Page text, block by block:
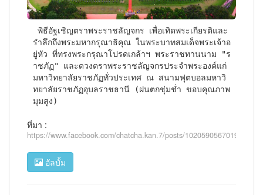
รำลึกถึงพระมหากรุณาธิคุณ ในพระบาทสมเด็จพระเจ้าอ
ยู่หัว ที่ทรงพระกรุณาโปรดเกล้าฯ พระราชทานนาม "ร
าชภัฏ" และดวงตราพระราชลัญจกรประจำพระองค์แก่
มหาวิทยาลัยราชภัฏทั่วประเทศ ณ สนามฟุตบอลมหาวิ
ทยาลัยราชภัฏอุบลราชธานี (ฝนตกชุ่มช่ำ ขอบคุณภาพ
มุมสูง)
ที่มา :
https://www.facebook.com/chatcha.kan.7/posts/10205905670195779
อัลบั้ม